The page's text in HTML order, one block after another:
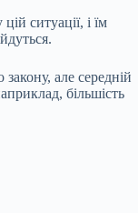
ситуації, і їм
але середній
більшість